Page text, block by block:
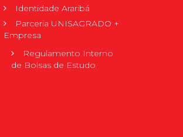
Identidade Araribá
Parceria UNISAGRADO +
Empresa
Regulamento Interno
de Bolsas de Estudo